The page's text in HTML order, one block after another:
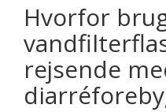
Hvorfor
rejsende